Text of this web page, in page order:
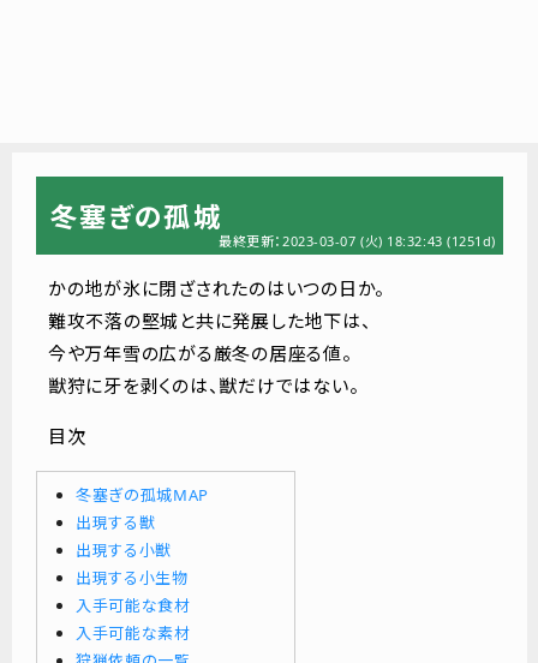
冬塞ぎの孤城
最終更新：2023-03-07 (火) 18:32:43 (1251d)
かの地が氷に閉ざされたのはいつの日か。
難攻不落の堅城と共に発展した地下は、
今や万年雪の広がる厳冬の居座る値。
獣狩に牙を剥くのは、獣だけではない。
目次
冬塞ぎの孤城MAP
出現する獣
出現する小獣
出現する小生物
入手可能な食材
入手可能な素材